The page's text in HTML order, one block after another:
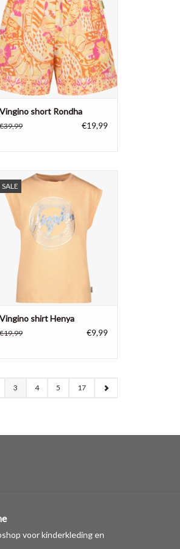
Vingino short Rondha
€39,99 €19,99
SALE
Vingino meisjes shirt Henya, 100%
TOEVOEGEN AAN WINKELWAGEN
Vingino shirt Henya
€19,99 €9,99
3 4 5 17
voor kinderkleding en